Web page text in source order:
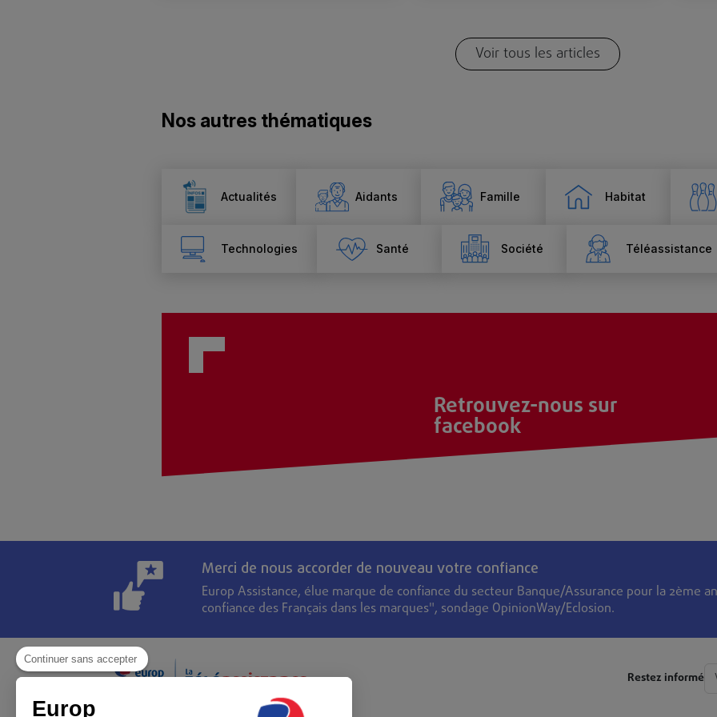
Continuer sans accepter
Europ
Voir tous les articles
Nos autres thématiques
Actualités Aidants Famille Habitat
Technologies Santé Société Téléassistance
Retrouvez-nous sur
facebook
Merci de nous accorder de nouveau votre confiance
Europ Assistance, élue marque de confiance du secteur Banque/Assurance pour la 2ème
confiance des Français dans les marques", sondage OpinionWay/Eclosion.
Restez informé